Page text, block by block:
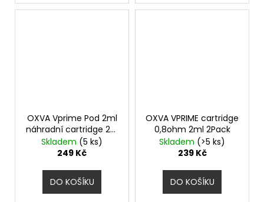
OXVA Vprime Pod 2ml
náhradní cartridge 2ks
odpor 0,8ohm
Skladem (5 ks)
249 Kč
DO KOŠÍKU
OXVA VPRIME cartridge
0,8ohm 2ml 2Pack
Skladem (>5 ks)
239 Kč
DO KOŠÍKU